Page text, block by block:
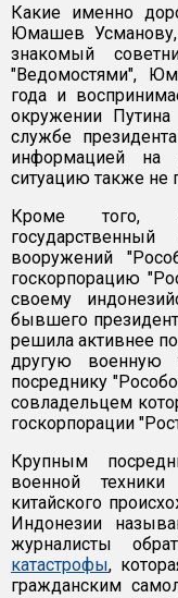
Какие именно
Юмашев Усманову,
знакомый
"Ведомостями",
года и
окружении
службе
информацией
ситуацию также не
Кроме того,
вооружений
госкорпорацию
своему
бывшего
решила активнее
другую военную
посреднику
совладельцем
госкорпорации
Крупным
военной
китайского
Индонезии
журналисты
катастрофы,
гражданским